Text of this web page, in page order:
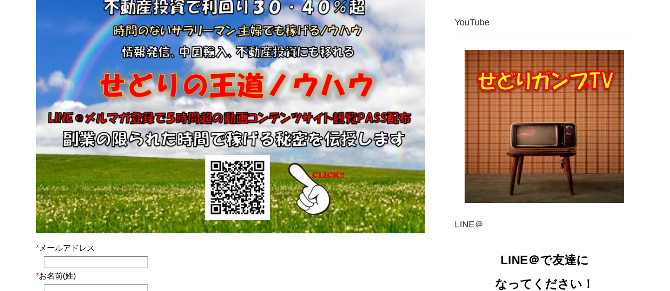
* メールアドレス
*お名前(姓)
YouTube
LINE＠
LINE＠で友達に
なってください！